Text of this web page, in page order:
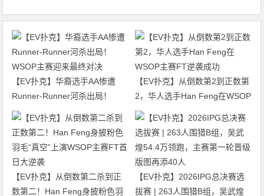
【EV扑克】华裔选手AA惨遭
Runner-Runner河杀出局！
WSOP主赛迎来最终对决
【EV扑克】从倒数第2到正数第
2，华人选手Han Feng在WSOP
主赛FT逆袭成功
【EV扑克】从倒数第二杀到正
数第二！Han Feng身披粉色羽
【EV扑克】2026IPG总决赛选
拔赛 | 263人围猎B组，吴武煌